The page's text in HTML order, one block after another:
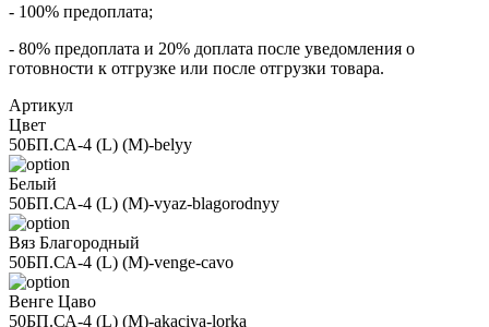
- 100% предоплата;
- 80% предоплата и 20% доплата после уведомления о
готовности к отгрузке или после отгрузки товара.
Артикул
Цвет
50БП.СА-4 (L) (M)-belyy
Белый
50БП.СА-4 (L) (M)-vyaz-blagorodnyy
Вяз Благородный
50БП.СА-4 (L) (M)-venge-cavo
Венге Цаво
50БП.СА-4 (L) (M)-akaciya-lorka